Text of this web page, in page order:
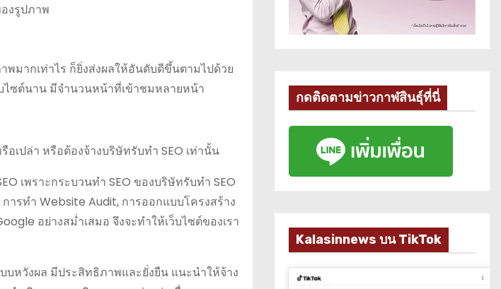
งรูปภาพ
มากเท่าไร ก็ยิ่งส่งผลให้อันดับดีขึ้นตามไปด้วย
ไซต์นาน มีจำนวนหน้าที่เข้าชมหลายหน้า
เปล่า หรือต้องจ้างบริษัทรับทำ SEO เท่านั้น
เพราะกระบวนทำ SEO ของบริษัทรับทำ SEO
ารทำ Website Audit, การออกแบบโครงสร้าง
อย่างสม่ำเสมอ จึงจะทำให้เว็บไซต์ของเรา
บหวังผล มีประสิทธิภาพและยั่งยืน แนะนำให้จ้าง
กดติดตามข่าวกาฬสินธุ์ที่นี่
Kalasinnews บน TikTok